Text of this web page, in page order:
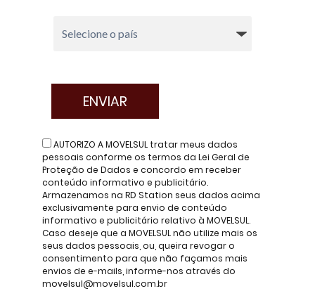
AUTORIZO A MOVELSUL tratar meus dados
pessoais conforme os termos da Lei Geral de
Proteção de Dados e concordo em receber
conteúdo informativo e publicitário.
Armazenamos na RD Station seus dados acima
exclusivamente para envio de conteúdo
informativo e publicitário relativo à MOVELSUL.
Caso deseje que a MOVELSUL não utilize mais os
seus dados pessoais, ou, queira revogar o
consentimento para que não façamos mais
envios de e-mails, informe-nos através do
movelsul@movelsul.com.br